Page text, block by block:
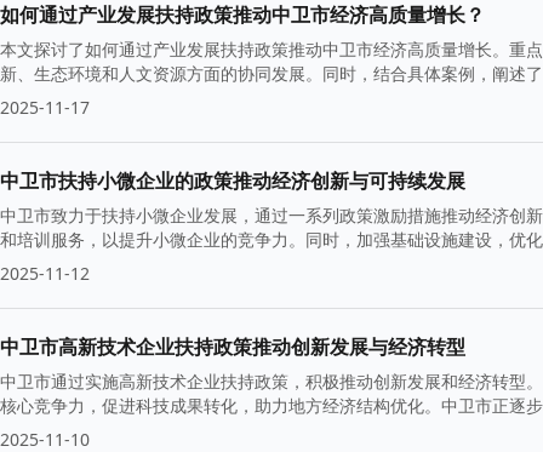
如何通过产业发展扶持政策推动中卫市经济高质量增长？
本文探讨了如何通过产业发展扶持政策推动中卫市经济高质量增长。重
新、生态环境和人文资源方面的协同发展。同时，结合具体案例，阐述
2025-11-17
中卫市扶持小微企业的政策推动经济创新与可持续发展
中卫市致力于扶持小微企业发展，通过一系列政策激励措施推动经济创
和培训服务，以提升小微企业的竞争力。同时，加强基础设施建设，优
2025-11-12
中卫市高新技术企业扶持政策推动创新发展与经济转型
中卫市通过实施高新技术企业扶持政策，积极推动创新发展和经济转型
核心竞争力，促进科技成果转化，助力地方经济结构优化。中卫市正逐
展能力。
2025-11-10